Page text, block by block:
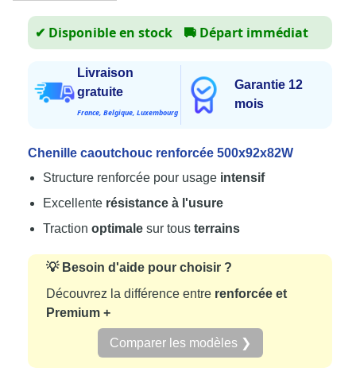
✔ Disponible en stock 🚚 Départ immédiat
Livraison
gratuite
France, Belgique, Luxembourg
Garantie 12
mois
Chenille caoutchouc renforcée 500x92x82W
Structure renforcée pour usage intensif
Excellente résistance à l'usure
Traction optimale sur tous terrains
💡 Besoin d'aide pour choisir ?
Découvrez la différence entre renforcée et
Premium +
Comparer les modèles ❯